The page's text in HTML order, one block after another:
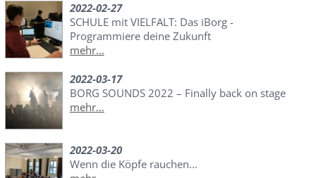
2022-02-27
SCHULE mit VIELFALT: Das iBorg -
Programmiere deine Zukunft
mehr...
2022-03-17
BORG SOUNDS 2022 – Finally back on stage
mehr...
2022-03-20
Wenn die Köpfe rauchen...